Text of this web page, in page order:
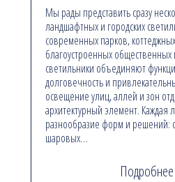
Мы рады представить сразу
ландшафтных и городских
современных парков,
благоустроенных общественных
светильники объединяют
долговечность и
освещение улиц, аллей и зон
архитектурный элемент. Каждая
разнообразие форм и решений:
шаровых…
Подробнее